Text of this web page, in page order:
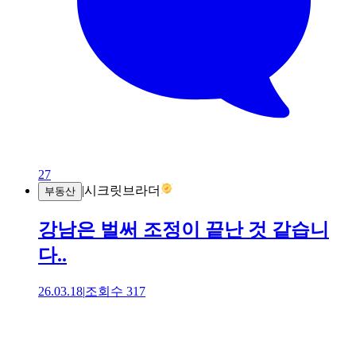
27
부동산 |시크릿브라더
강남은 벌써 조정이 끝난 것 같습니
다..
26.03.18|조회수 317